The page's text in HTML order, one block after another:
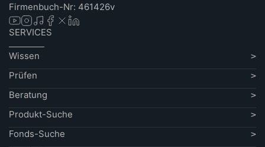
Firmenbuch-Nr: 461426v
SERVICES
Wissen
Prüfen
Beratung
Produkt-Suche
Fonds-Suche